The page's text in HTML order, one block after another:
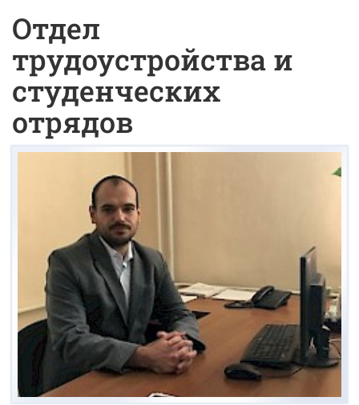
Отдел
трудоустройства и
студенческих
отрядов